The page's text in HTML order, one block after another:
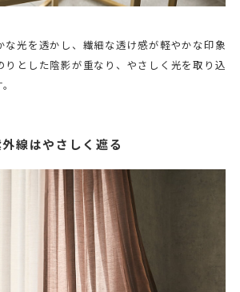
な光を透かし、繊細な透け感が軽やかな印象
りとした陰影が重なり、やさしく光を取り込
線はやさしく遮る